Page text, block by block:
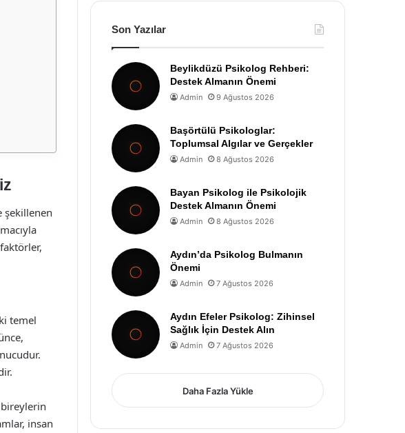
şekillenen
temel
bireylerin
insan
Son Yazılar
Beylikdüzü Psikolog Rehberi:
Destek Almanın Önemi
Admin 9 Ağustos 2026
Başörtülü Psikologlar:
Toplumsal Algılar ve Gerçekler
Admin 8 Ağustos 2026
Bayan Psikolog ile Psikolojik
Destek Almanın Önemi
Admin 8 Ağustos 2026
Aydın’da Psikolog Bulmanın
Önemi
Admin 7 Ağustos 2026
Aydın Efeler Psikolog: Zihinsel
Sağlık İçin Destek Alın
Admin 7 Ağustos 2026
Daha Fazla Yükle